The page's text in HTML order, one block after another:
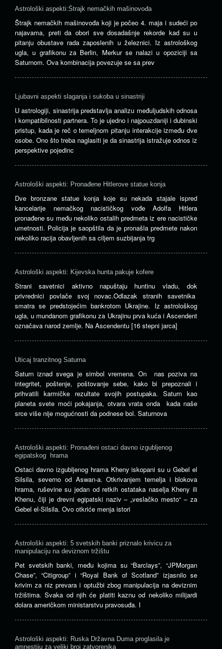
Astrološki aspekti:Štrajk nemačkih mašinovođa
Štrajk nemačkih mašinovođa koji je počeo 4. maja i sudeći po
najavama, preti da obori sve dosadašnje rekorde kad su u
pitanju obustave rada zaposlenih u železnici. Iz astrološkog
ugla, u grafikonu za Berlin, Merkur se nalazi u opoziciji sa
Saturnom. Ova kombinacija povezuje se sa prev
Ljubavni aspekti slaganja i sukoba u sinastriji
U astrologiji, sinastrija predstavlja analizu međuljudskih odnosa
i kompatibilnosti partnera. To je ujedno i najpouzdaniji i dubinski
pristup, kada je reč o temeljnom pitanju interakcije između dve
osobe. Ono što treba naglasiti je da sinastrija istražuje odnos iz
perspektive pojedinc
Astrološki aspekti: Pronađene Hitlerove statue konja
Dve bronzane statue konja koje su nekada stajale ispred
kancelarije nemačkog nacističkog vođe Adolfa Hitlera
pronađene su među nekoliko ostalih predmeta iz ere nacističke
umetnosti. Policija je saopštila da je pronašla predmete nakon
nekoliko racija obavljenih sa ciljem suzbijanja trg
Astrološki aspekti: Kijevska hunta pakuje kofere
Strani savetnici aktivno napuštaju huntinu vladu, dok
privrednici povlače svoj novac.Odlazak stranih savetnika
smatra se predstojećim bankrotom Ukrajine. Iz astrološkog
ugla, u mundanom grafikonu za Ukrajinu prva kuća i Ascendent
označava narod zemlje. Na Ascendentu [16 stepni jarca]
Uticaj tranzitnog Saturna
Saturn iznad svega je simbol vremena. On nas poziva na
integritet, poštenje, poštovanje sebe, kako bi prepoznali i
prihvatili karmičke rezultate svojih postupaka. Saturn kao
planeta svete moći pokajanja, otvara vrata onda kada naše
srce više nije mogućnosti da podnese bol. Saturnova
Astrološki aspekti: Pronađeni ostaci davno izgubljenog
egipatskog hrama
Ostaci davno izgubljenog hrama Kheny iskopani su u Gebel el
Silsila, severno od Aswan-a. Otkrivanjem temelja i blokova
hrama, ruševine su jedan od retkih ostataka naselja Kheny ili
Khenu, čiji je drevni egipatski naziv – „veslačko mesto“ – za
Gebel el-Silsila. Ovo otkriće menja istori
Astrološki aspekti: 5 svetskih banki priznalo krivicu za
manipulaciju na deviznom tržištu
Pet svetskih banki, među kojima su “Barclays”, “JPMorgan
Chase”, “Citigroup” i “Royal Bank of Scotland” izjasnilo se
krivim za niz prevara i optužbi zbog manipulacija na deviznim
tržištima. Svaka od njih će platiti kaznu od nekoliko milijardi
dolara američkom ministarstvu pravosuđa. I
Astrološki aspekti: Ruska Državna Duma proglasila je
amnestiju za veliki broj zatvorenika